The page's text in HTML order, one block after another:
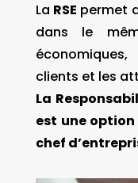
La RSE permet
dans le
clients et les
La
est une
chef